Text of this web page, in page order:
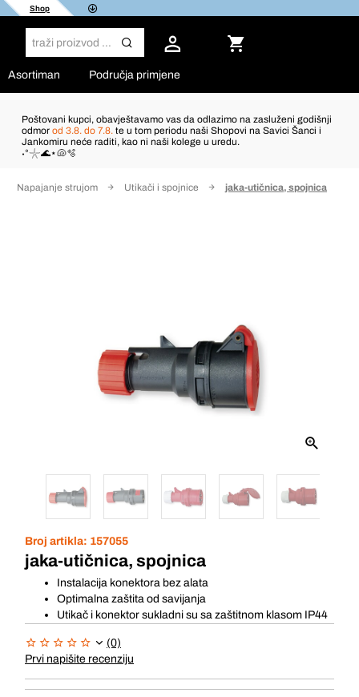
Shop
Asortiman Područja primjene
Poštovani kupci, obavještavamo vas da odlazimo na zasluženi godišnji
odmor od 3.8. do 7.8. te u tom periodu naši Shopovi na Savici Šanci i
Jankomiru neće raditi, kao ni naši kolege u uredu.
˖°𓇼🌊⋆🐚🫧
Napajanje strujom Utikači i spojnice jaka-utičnica, spojnica
Broj artikla: 157055
jaka-utičnica, spojnica
Instalacija konektora bez alata
Optimalna zaštita od savijanja
Utikač i konektor sukladni su sa zaštitnom klasom IP44
(0)
Prvi napišite recenziju